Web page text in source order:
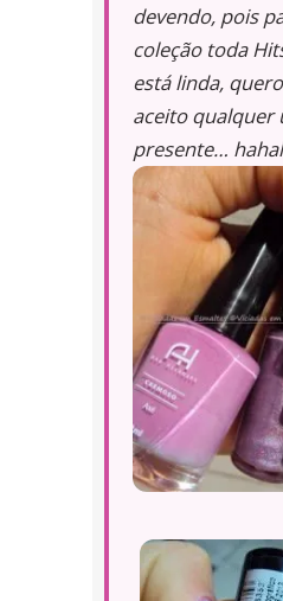
devendo, pois
coleção toda
está linda,
aceito qualquer
presente…